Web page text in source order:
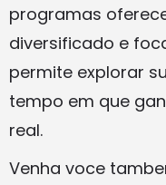
programas
diversificado e
permite explorar
tempo em que
real.
Venha voce